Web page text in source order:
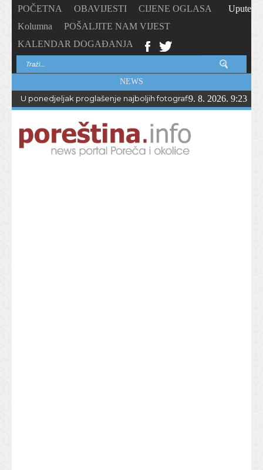
POČETNA OBAVIJESTI
CIJENE OGLASA
Kolumna
POŠALJITE NAM VIJEST
KALENDAR DOGAĐANJA
Upute
NEWS
U ponedjeljak proglašenje najboljih fotografija – PhotoCity2026
9. 8. 2026. 9:23